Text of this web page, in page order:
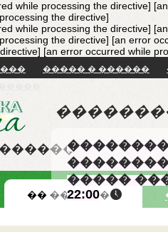
while processing the directive]
the directive]
while processing the directive]
the directive] [an error
[an error occurred while
����� � ������
�����
22:00
�� �������